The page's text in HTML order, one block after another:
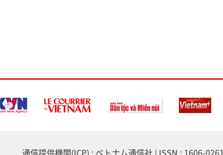
通信提供機関(ICP) : ベトナム通信社 | ISSN : 1606-0261